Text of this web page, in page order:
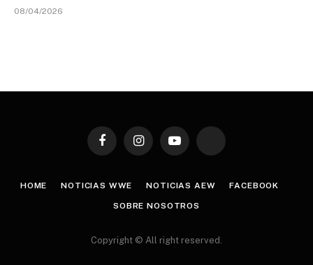
08/04/2026
FacebookInstagramYouTube TikTok
HOME NOTICIAS WWE NOTICIAS AEW FACEBOOK
SOBRE NOSOTROS
Copyright © All right reserved.